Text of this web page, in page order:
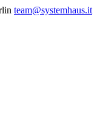
team@systemhaus.it